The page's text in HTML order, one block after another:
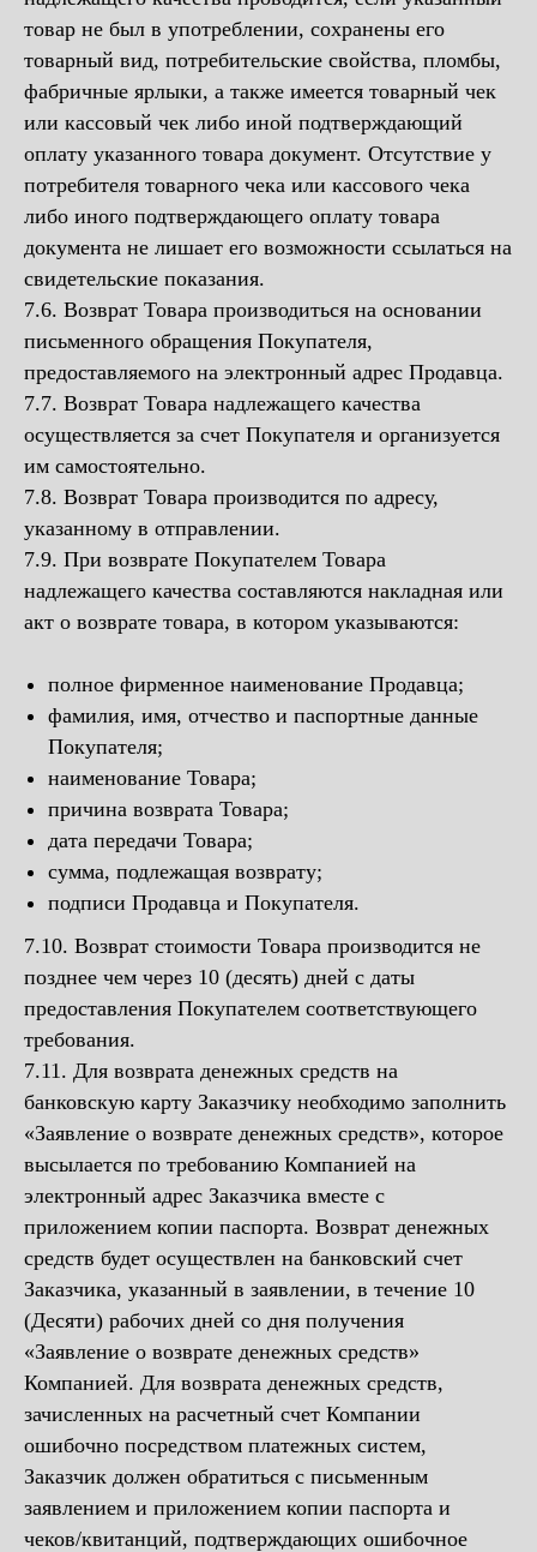
товар не был в употреблении, сохранены его
товарный вид, потребительские свойства, пломбы,
фабричные ярлыки, а также имеется товарный чек
или кассовый чек либо иной подтверждающий
оплату указанного товара документ. Отсутствие у
потребителя товарного чека или кассового чека
либо иного подтверждающего оплату товара
документа не лишает его возможности ссылаться на
свидетельские показания.
7.6. Возврат Товара производиться на основании
письменного обращения Покупателя,
предоставляемого на электронный адрес Продавца.
7.7. Возврат Товара надлежащего качества
осуществляется за счет Покупателя и организуется
им самостоятельно.
7.8. Возврат Товара производится по адресу,
указанному в отправлении.
7.9. При возврате Покупателем Товара
надлежащего качества составляются накладная или
акт о возврате товара, в котором указываются:
полное фирменное наименование Продавца;
фамилия, имя, отчество и паспортные данные
Покупателя;
наименование Товара;
причина возврата Товара;
дата передачи Товара;
сумма, подлежащая возврату;
подписи Продавца и Покупателя.
7.10. Возврат стоимости Товара производится не
позднее чем через 10 (десять) дней с даты
предоставления Покупателем соответствующего
требования.
7.11. Для возврата денежных средств на
банковскую карту Заказчику необходимо заполнить
«Заявление о возврате денежных средств», которое
высылается по требованию Компанией на
электронный адрес Заказчика вместе с
приложением копии паспорта. Возврат денежных
средств будет осуществлен на банковский счет
Заказчика, указанный в заявлении, в течение 10
(Десяти) рабочих дней со дня получения
«Заявление о возврате денежных средств»
Компанией. Для возврата денежных средств,
зачисленных на расчетный счет Компании
ошибочно посредством платежных систем,
Заказчик должен обратиться с письменным
заявлением и приложением копии паспорта и
чеков/квитанций, подтверждающих ошибочное